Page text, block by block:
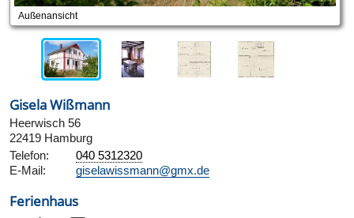
Außenansicht
Gisela Wißmann
Heerwisch 56
22419 Hamburg
Telefon:
040 5312320
E-Mail:
giselawissmann@gmx.de
Ferienhaus